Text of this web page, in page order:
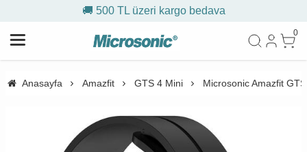
🚚 500 TL üzeri kargo bedava
0
Anasayfa Amazfit GTS 4 Mini Microsonic Amazfit